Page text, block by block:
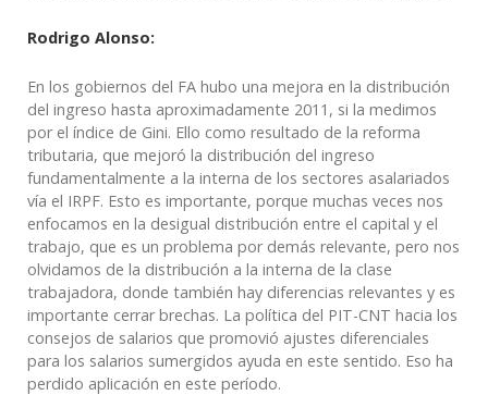
Rodrigo Alonso:
En los gobiernos del FA hubo una mejora en la distribución
del ingreso hasta aproximadamente 2011, si la medimos
por el índice de Gini. Ello como resultado de la reforma
tributaria, que mejoró la distribución del ingreso
fundamentalmente a la interna de los sectores asalariados
vía el IRPF. Esto es importante, porque muchas veces nos
enfocamos en la desigual distribución entre el capital y el
trabajo, que es un problema por demás relevante, pero nos
olvidamos de la distribución a la interna de la clase
trabajadora, donde también hay diferencias relevantes y es
importante cerrar brechas. La política del PIT-CNT hacia los
consejos de salarios que promovió ajustes diferenciales
para los salarios sumergidos ayuda en este sentido. Eso ha
perdido aplicación en este período.